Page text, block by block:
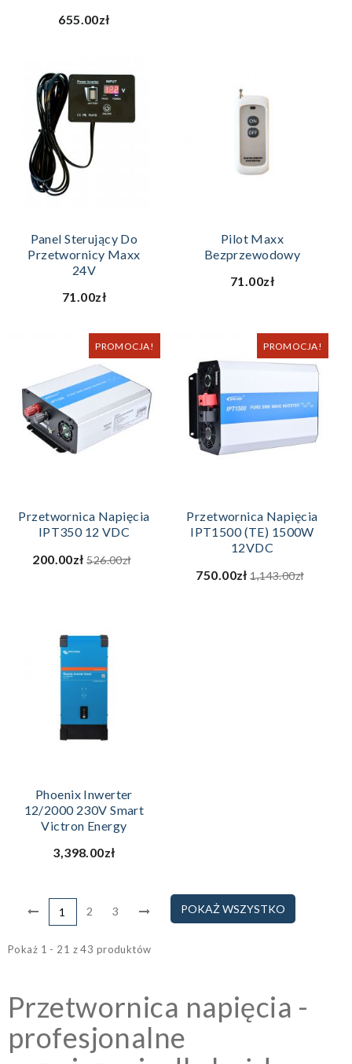
655.00zł
Panel Sterujący Do
Przetwornicy Maxx
24V
71.00zł
Pilot Maxx
Bezprzewodowy
71.00zł
PROMOCJA!
Przetwornica Napięcia
IPT350 12 VDC
200.00zł 526.00zł
PROMOCJA!
Przetwornica Napięcia
IPT1500 (TE) 1500W
12VDC
750.00zł 1,143.00zł
Phoenix Inwerter
12/2000 230V Smart
Victron Energy
3,398.00zł
POKAŻ WSZYSTKO
1 2 3
Pokaż 1 - 21 z 43 produktów
Przetwornica napięcia -
profesjonalne